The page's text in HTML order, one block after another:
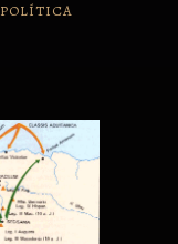
POLÍTICA